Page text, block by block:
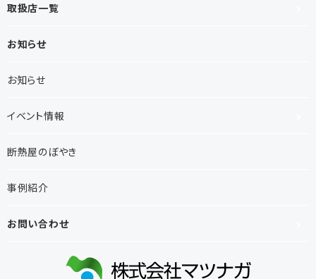
取扱店一覧
お知らせ
お知らせ
イベント情報
断熱屋のぼやき
事例紹介
お問い合わせ